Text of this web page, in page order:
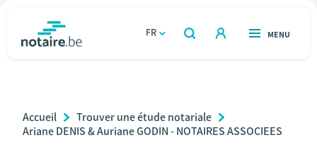
FR
OUVERT
RECHERCHER
OUVERT
MENU
Relations et vivre ensemble
Breadcrumb
Accueil
Trouver une étude notariale
Ariane DENIS & Auriane GODIN - NOTAIRES ASSOCIEES